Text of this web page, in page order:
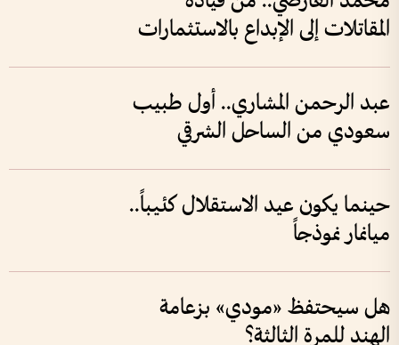
المقاتلات إلى الإبداع بالاستثمارات
عبد الرحمن المشاري.. أول طبيب
سعودي من الساحل الشرقي
حينما يكون عيد الاستقلال كئيباً..
ميانمار نموذجاً
هل سيحتفظ «مودي» بزعامة
الهند للمرة الثالثة؟